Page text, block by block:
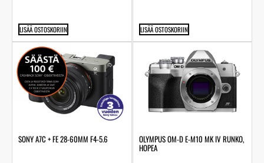
LISÄÄ OSTOSKORIIN LISÄÄ OSTOSKORIIN
SONY A7C + FE 28-60MM F4-5.6 OLYMPUS OM-D E-M10 MK IV RUNKO,
HOPEA